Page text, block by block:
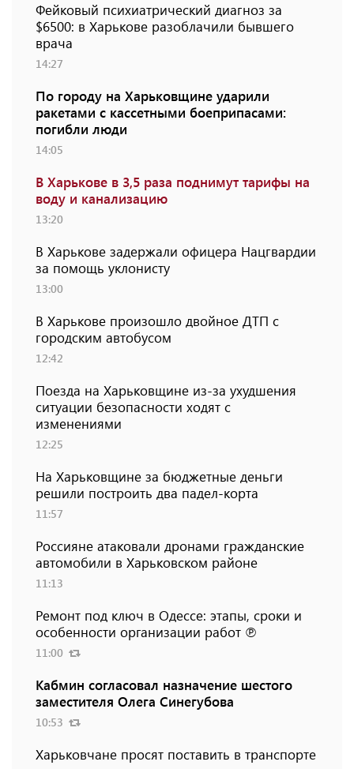
Фейковый психиатрический диагноз за
$6500: в Харькове разоблачили бывшего
врача
14:27
По городу на Харьковщине ударили
ракетами с кассетными боеприпасами:
погибли люди
14:05
В Харькове в 3,5 раза поднимут тарифы на
воду и канализацию
13:20
В Харькове задержали офицера Нацгвардии
за помощь уклонисту
13:00
В Харькове произошло двойное ДТП с
городским автобусом
12:42
Поезда на Харьковщине из-за ухудшения
ситуации безопасности ходят с
изменениями
12:25
На Харьковщине за бюджетные деньги
решили построить два падел-корта
11:57
Россияне атаковали дронами гражданские
автомобили в Харьковском районе
11:13
Ремонт под ключ в Одессе: этапы, сроки и
особенности организации работ ℗
11:00
Кабмин согласовал назначение шестого
заместителя Олега Синегубова
10:53
Харьковчане просят поставить в транспорте